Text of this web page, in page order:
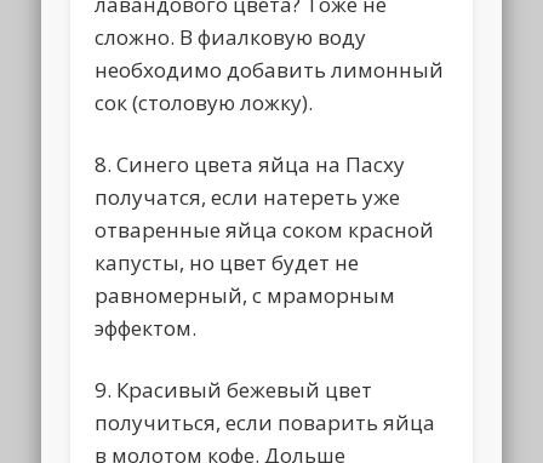
сложно. В фиалковую воду
необходимо добавить лимонный
сок (столовую ложку).
8. Синего цвета яйца на Пасху
получатся, если натереть уже
отваренные яйца соком красной
капусты, но цвет будет не
равномерный, с мраморным
эффектом.
9. Красивый бежевый цвет
получиться, если поварить яйца
в молотом кофе. Дольше